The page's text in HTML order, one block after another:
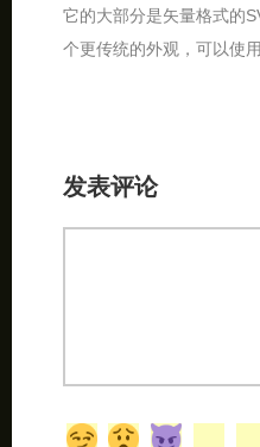
它的大部分是矢量格式的
个更传统的外观，可以使用
发表评论